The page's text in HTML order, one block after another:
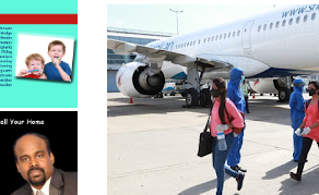
அமெரிக்க ஜனாதிபதி தேர்தல்
: நியூயோர...